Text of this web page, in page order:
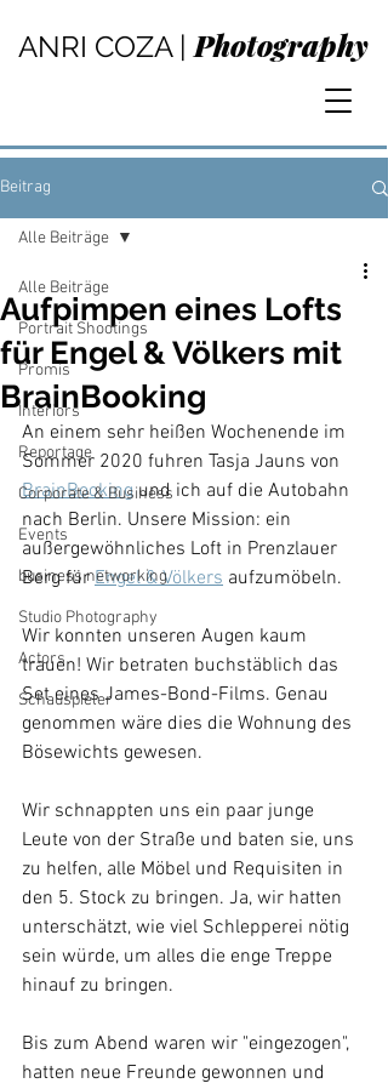
ANRI COZA |Photography
Beitrag
Alle Beiträge
Portrait Shootings
Promis
Interiors
Reportage
Corporate & Business
Events
business networking
Studio Photography
Actors
Schauspieler
Alle Beiträge
Aufpimpen eines Lofts
für Engel & Völkers mit
BrainBooking
An einem sehr heißen Wochenende im
Sommer 2020 fuhren Tasja Jauns von
BrainBooking und ich auf die Autobahn
nach Berlin. Unsere Mission: ein
außergewöhnliches Loft in Prenzlauer
Berg für Engel & Völkers aufzumöbeln.
Wir konnten unseren Augen kaum
trauen! Wir betraten buchstäblich das
Set eines James-Bond-Films. Genau
genommen wäre dies die Wohnung des
Bösewichts gewesen.
Wir schnappten uns ein paar junge
Leute von der Straße und baten sie, uns
zu helfen, alle Möbel und Requisiten in
den 5. Stock zu bringen. Ja, wir hatten
unterschätzt, wie viel Schlepperei nötig
sein würde, um alles die enge Treppe
hinauf zu bringen.
Bis zum Abend waren wir "eingezogen",
hatten neue Freunde gewonnen und